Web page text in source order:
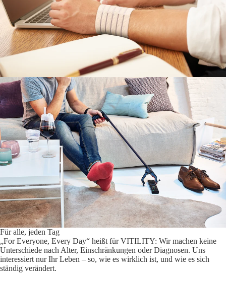
Für alle, jeden Tag
„For Everyone, Every Day“ heißt für VITILITY: Wir machen keine
Unterschiede nach Alter, Einschränkungen oder Diagnosen. Uns
interessiert nur Ihr Leben – so, wie es wirklich ist, und wie es sich
ständig verändert.